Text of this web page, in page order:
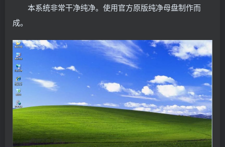
本系统非常干净纯净。使用官方原版纯净母盘制作而
成。
社交账号登录
使用社交账号登录即表示同意用户协议